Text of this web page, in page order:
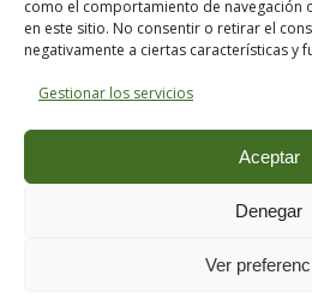
como el comportamiento de navegación
en este sitio. No consentir o retirar el
negativamente a ciertas características y
Gestionar los servicios
Aceptar
Denegar
Ver
lo mismo en otros términos menos
destinatario.
3.- Si se solicitan explicaciones al e-
. com se proporcionarán al email de
NOTA: En caso de un mal
publicar un comentario, puede
puntocritico . com indicándonos el título
comentar y su nombre o nick con el